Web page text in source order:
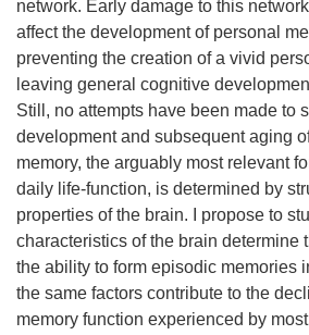
network. Early damage to this
affect the development of personal
preventing the creation of a vivid
leaving general cognitive
Still, no attempts have been made to
development and subsequent aging
memory, the arguably most relevant
daily life-function, is determined by
properties of the brain. I propose to
characteristics of the brain determine
the ability to form episodic memories
the same factors contribute to the
memory function experienced by